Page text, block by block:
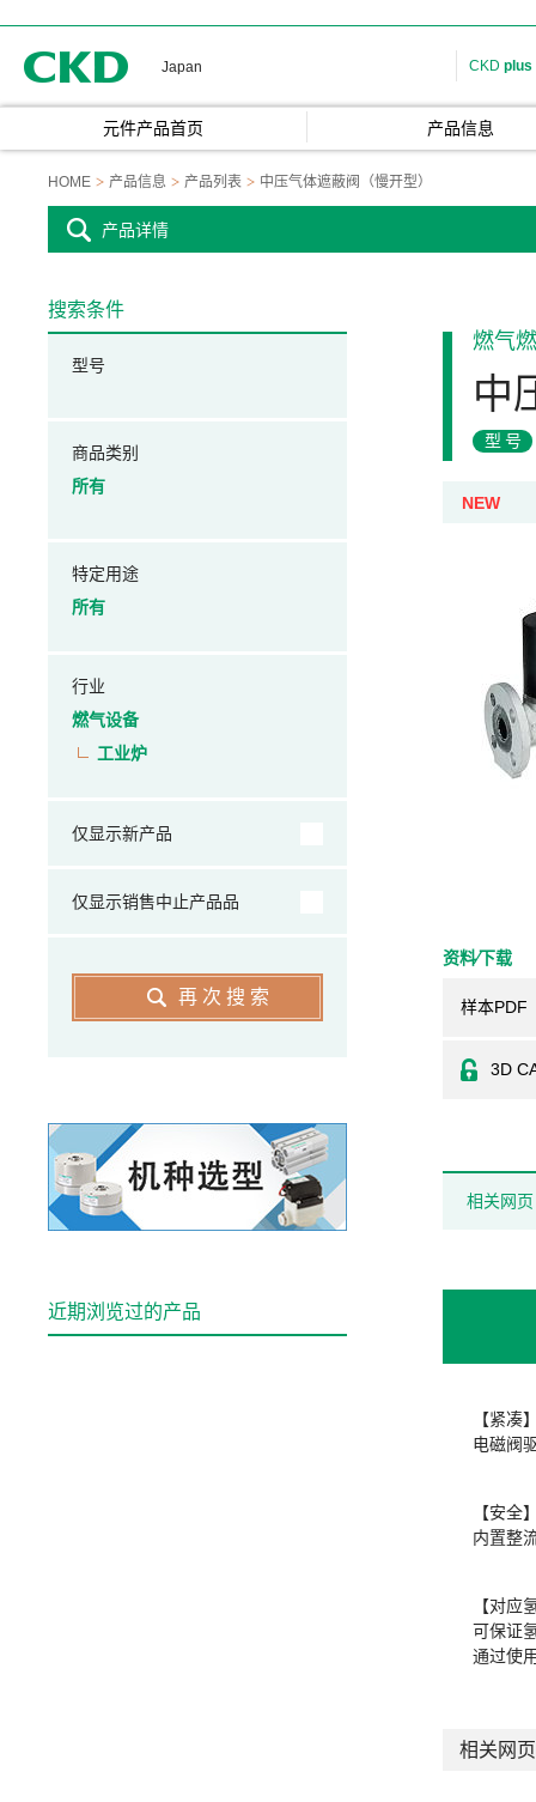
Japan CKD plus
元件产品首页 产品信息
HOME 产品信息 产品列表 中压气体遮蔽阀（慢开型）
产品详情
燃气
中
型号
NEW
资料⁄下载
样本PDF
3D
相关网页
【紧凑
电磁阀
【安全
内置整
【对应
可保证
通过使
相关网页
搜索条件
型号
商品类别
所有
特定用途
所有
行业
燃气设备
工业炉
仅显示新产品
仅显示销售中止产品品
再次搜索
近期浏览过的产品